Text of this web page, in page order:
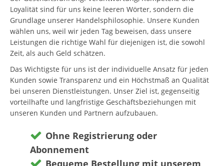
Loyalität sind für uns keine leeren Wörter, sondern die
Grundlage unserer Handelsphilosophie. Unsere Kunden
wählen uns, weil wir jeden Tag beweisen, dass unsere
Leistungen die richtige Wahl für diejenigen ist, die sowohl
Zeit, als auch Geld schätzen.
Das Wichtigste für uns ist der individuelle Ansatz für jeden
Kunden sowie Transparenz und ein Höchstmaß an Qualität
bei unseren Dienstleistungen. Unser Ziel ist, gegenseitig
vorteilhafte und langfristige Geschäftsbeziehungen mit
unseren Kunden und Partnern aufzubauen.
Ohne Registrierung oder
Abonnement
Bequeme Bestellung mit unserem